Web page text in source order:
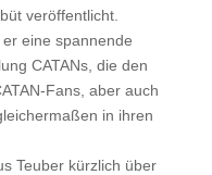
veröffentlicht.
er eine spannende
CATANs, die den
Fans, aber auch
in ihren
Teuber kürzlich über